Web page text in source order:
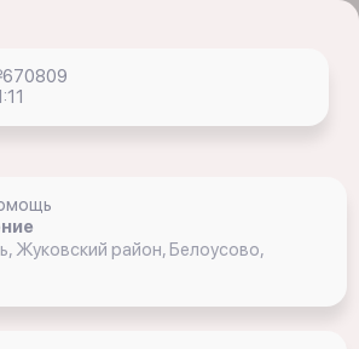
Жуковский район, Белоусово,